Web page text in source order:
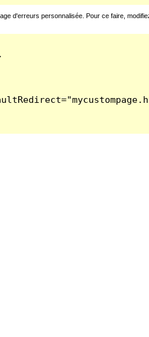
d'erreurs personnalisée. Pour ce faire,